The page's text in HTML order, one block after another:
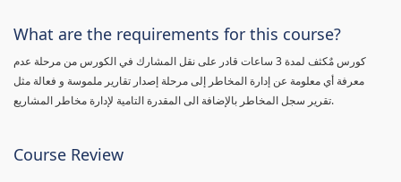
What are the requirements for this course?
كورس مٌكثف لمدة 3 ساعات قادر على نقل المشارك في الكورس من مرحلة عدم
معرفة أي معلومة عن إدارة المخاطر إلى مرحلة إصدار تقارير ملموسة و فعالة مثل
تقرير سجل المخاطر بالإضافة الى المقدرة التامية لإدارة مخاطر المشاريع.
Course Review